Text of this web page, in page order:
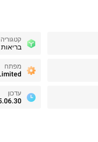
קטגוריה
בריאות
מפתח
עדכון